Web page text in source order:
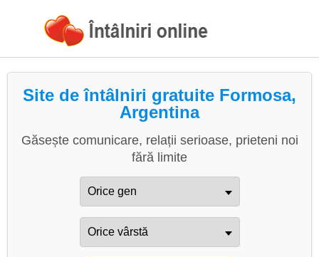
Site de întâlniri gratuite Formosa,
Argentina
Găsește comunicare, relații serioase, prieteni noi
fără limite